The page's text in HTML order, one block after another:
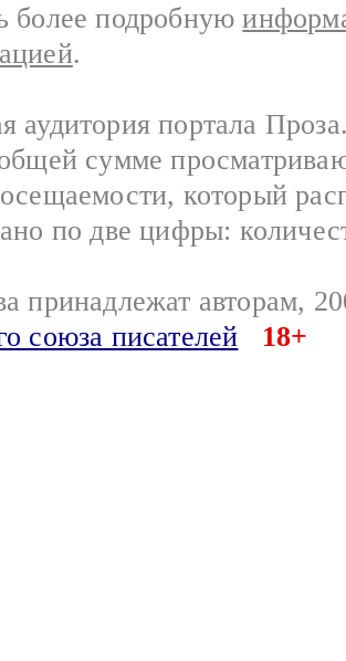
более подробную
.
аудитория портала
сумме
который
по две цифры:
принадлежат авторам,
союза писателей
18+